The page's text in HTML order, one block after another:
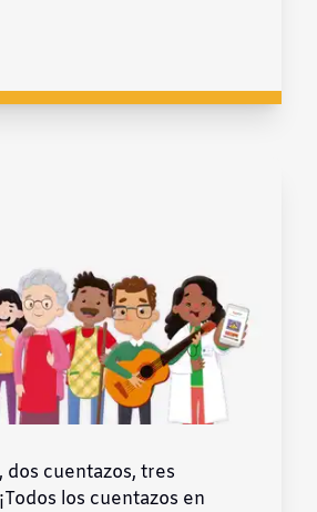
dos cuentazos, tres
los cuentazos en